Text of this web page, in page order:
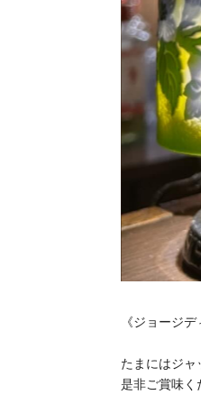
《ジョージ
たまにはジャ
是非ご賞味く